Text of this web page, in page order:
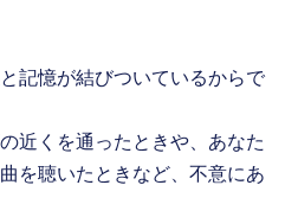
記憶が結びついているからで
近くを通ったときや、あなた
を聴いたときなど、不意にあ